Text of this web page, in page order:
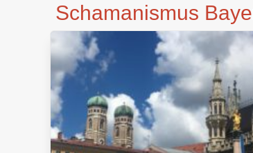
Schamanismus